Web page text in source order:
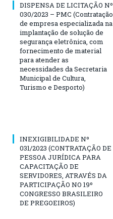
DISPENSA DE LICITAÇÃO Nº
030/2023 – PMC (Contratação
de empresa especializada na
implantação de solução de
segurança eletrônica, com
fornecimento de material
para atender as
necessidades da Secretaria
Municipal de Cultura,
Turismo e Desporto)
INEXIGIBILIDADE Nº
031/2023 (CONTRATAÇÃO DE
PESSOA JURÍDICA PARA
CAPACITAÇÃO DE
SERVIDORES, ATRAVÉS DA
PARTICIPAÇÃO NO 19º
CONGRESSO BRASILEIRO
DE PREGOEIROS)